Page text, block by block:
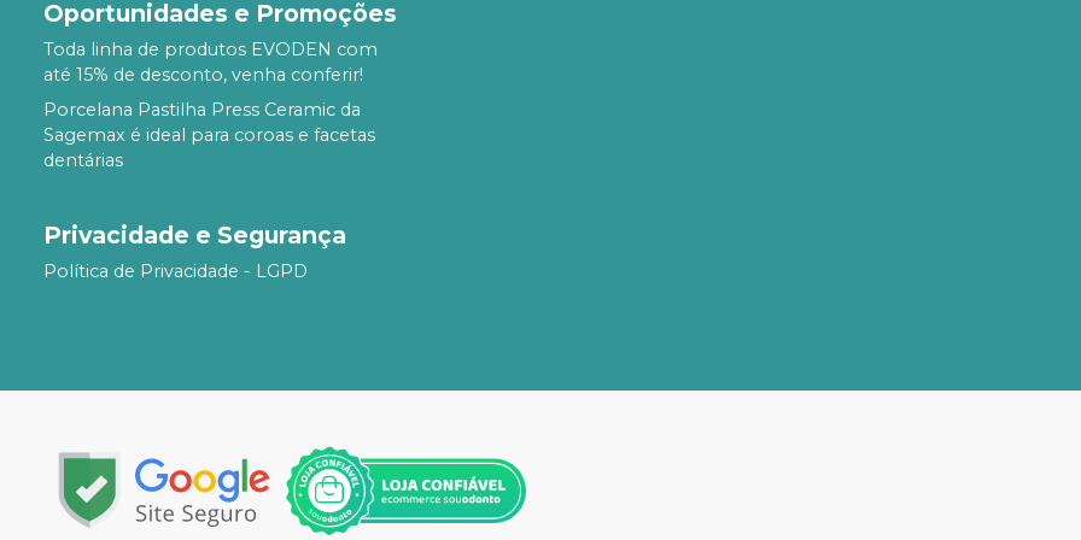
Oportunidades e Promoções
Toda linha de produtos EVODEN com
até 15% de desconto, venha conferir!
Porcelana Pastilha Press Ceramic da
Sagemax é ideal para coroas e facetas
dentárias
Privacidade e Segurança
Política de Privacidade - LGPD